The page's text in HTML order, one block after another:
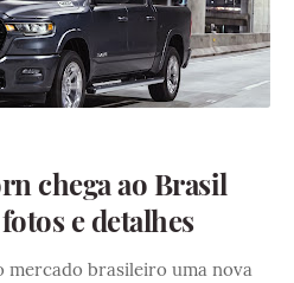
chega ao Brasil
e detalhes
mercado brasileiro uma nova